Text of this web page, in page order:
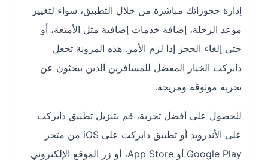
إدارة حجوزاتك مباشرة من خلال التطبيق، سواء لتغيير
موعد الرحلة، إضافة خدمات إضافية مثل الأمتعة، أو
حتى إلغاء الحجز إذا لزم الأمر. هذه المرونة تجعل
دايركت الخيار المفضل للمسافرين الذين يبحثون عن
تجربة موثوقة ومريحة.
للحصول على أفضل تجربة، قم بتنزيل تطبيق دايركت
على الأندرويد أو تطبيق دايركت على iOS من متجر
Google Play أو App Store، أو زر الموقع الإلكتروني